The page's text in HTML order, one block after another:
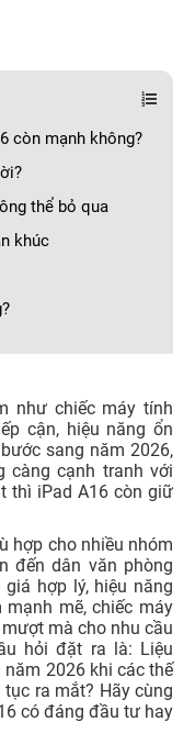
còn mạnh không?
thể bỏ qua
khúc
như chiếc máy tính
cận, hiệu năng ổn
sang năm 2026,
càng cạnh tranh với
thì iPad A16 còn giữ
hợp cho nhiều nhóm
đến dân văn phòng
hợp lý, hiệu năng
mẽ, chiếc máy
mà cho nhu cầu
hỏi đặt ra là: Liệu
2026 khi các thế
ra mắt? Hãy cùng
có đáng đầu tư hay